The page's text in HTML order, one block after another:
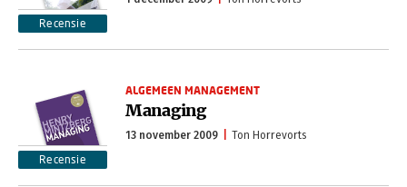
Recensie
Recensie
ALGEMEEN MANAGEMENT
Managing
13 november 2009 Ton Horrevorts